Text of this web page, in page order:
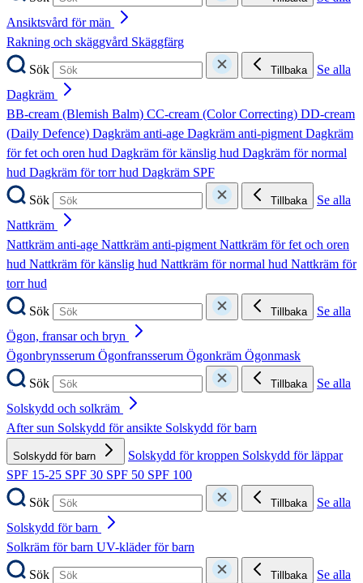
Ansiktsvård för män
Rakning och skäggvård Skäggfärg
Sök
Tillbaka
Se alla
Dagkräm
BB-cream (Blemish Balm) CC-cream (Color Correcting) DD-cream
(Daily Defence) Dagkräm anti-age Dagkräm anti-pigmentDagkräm
för fet och oren hud Dagkräm för känslig hud Dagkräm för normal
hud Dagkräm för torr hud Dagkräm SPF
Sök
Tillbaka
Se alla
Nattkräm
Nattkräm anti-age Nattkräm anti-pigmentNattkräm för fet och oren
hud Nattkräm för känslig hud Nattkräm för normal hud Nattkräm för
torr hud
Sök
Tillbaka
Se alla
Ögon, fransar och bryn
Ögonbrynsserum Ögonfransserum Ögonkräm Ögonmask
Sök
Tillbaka
Se alla
Solskydd och solkräm
After sun Solskydd för ansikte Solskydd för barn
Solskydd för barn Solskydd för kroppen Solskydd för läppar
SPF 15-25 SPF 30 SPF 50 SPF 100
Sök
Tillbaka
Se alla
Solskydd för barn
Solkräm för barn UV-kläder för barn
Sök
Tillbaka
Se alla